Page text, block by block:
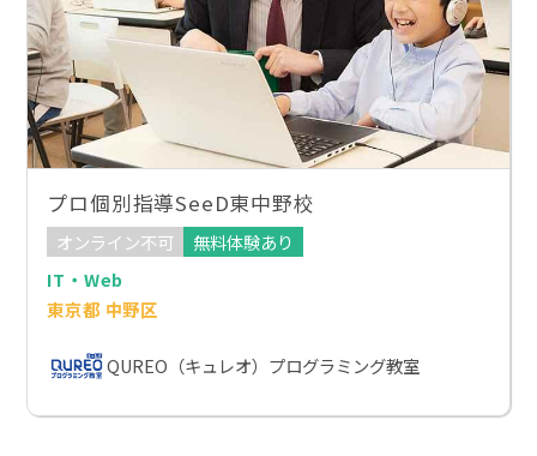
プロ個別指導SeeD東中野校
オンライン不可
無料体験あり
IT・Web
東京都 中野区
QUREO（キュレオ）プログラミング教室